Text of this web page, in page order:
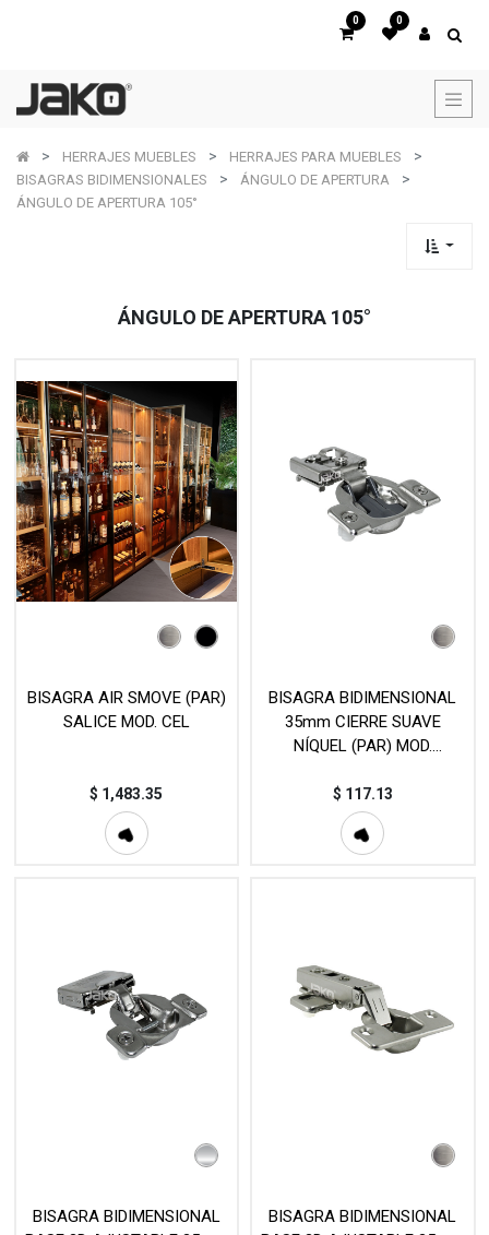
0 0
HERRAJES MUEBLES
HERRAJES PARA MUEBLES
BISAGRAS BIDIMENSIONALES
ÁNGULO DE APERTURA
ÁNGULO DE APERTURA 105°
ÁNGULO DE APERTURA 105°
BISAGRA AIR SMOVE (PAR)
SALICE MOD. CEL
$ 1,483.35
BISAGRA BIDIMENSIONAL
35mm CIERRE SUAVE
NÍQUEL (PAR) MOD.
$ 117.13
BISAGRA BIDIMENSIONAL
BISAGRA BIDIMENSIONAL